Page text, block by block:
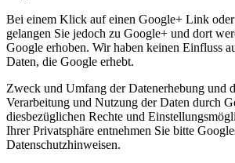
Bei einem Klick auf einen Google+ Link
gelangen Sie jedoch zu Google+ und dort
Google erhoben. Wir haben keinen Einfluss
Daten, die Google erhebt.
Zweck und Umfang der Datenerhebung und
Verarbeitung und Nutzung der Daten durch
diesbezüglichen Rechte und
Ihrer Privatsphäre entnehmen Sie bitte
Datenschutzhinweisen.